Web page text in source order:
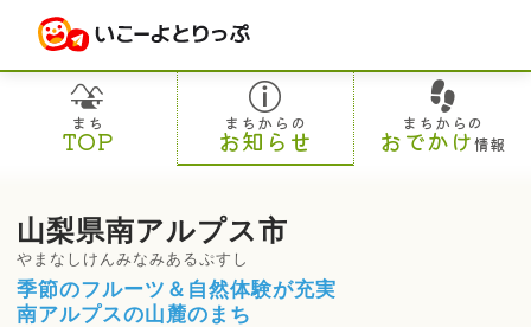
まち
TOP
まちからの
お知らせ
まちからの
おでかけ情報
山梨県南アルプス市
やまなしけんみなみあるぷすし
季節のフルーツ＆自然体験が充実
南アルプスの山麓のまち